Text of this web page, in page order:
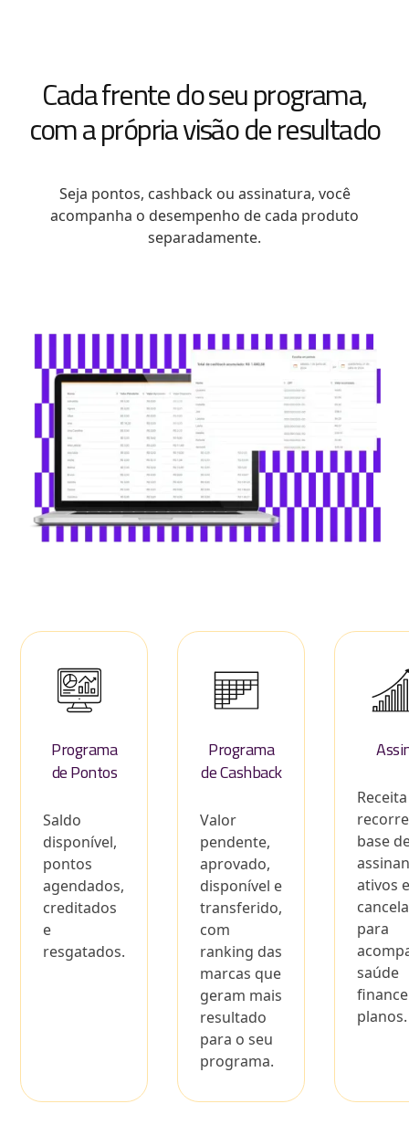
Cada frente do seu programa,
com a própria visão de resultado
Seja pontos, cashback ou assinatura, você
acompanha o desempenho de cada produto
separadamente.
Programa
de Pontos
Saldo
disponível,
pontos
agendados,
creditados
e
resgatados.
Programa
de Cashback
Valor
pendente,
aprovado,
disponível e
transferido,
com
ranking das
marcas que
geram mais
resultado
para o seu
programa.
Receita
base
ativos
para
saúde
planos.